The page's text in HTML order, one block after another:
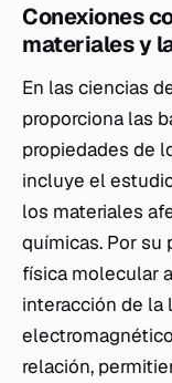
Conexiones
materiales y
En las ciencias
proporciona las
propiedades de
incluye el
los materiales
químicas. Por su
física molecular
interacción de la
relación,